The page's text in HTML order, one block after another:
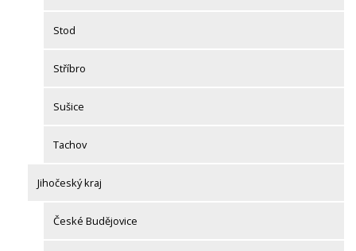
Stod
Stříbro
Sušice
Tachov
Jihočeský kraj
České Budějovice